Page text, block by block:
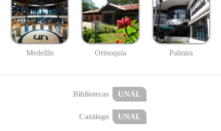
Medellín Orinoquía Palmira
Bibliotecas UNAL
Catálogo UNAL